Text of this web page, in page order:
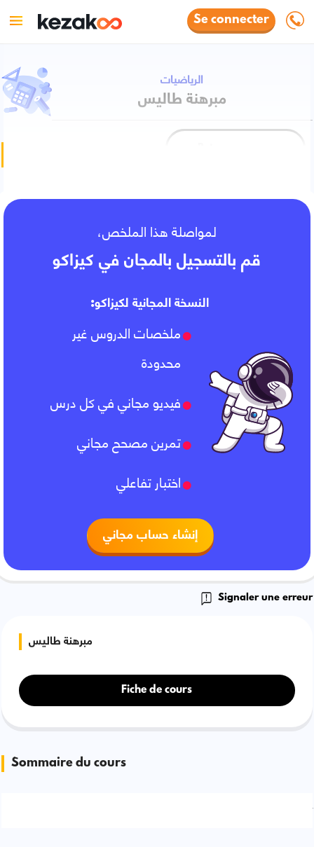
Se connecter
الرياضيات
مبرهنة طاليس
لمواصلة هذا الملخص،
قم بالتسجيل بالمجان في كيزاكو
النسخة المجانية لكيزاكو:
ملخصات الدروس غير
محدودة
فيديو مجاني في كل درس
تمرين مصحح مجاني
اختبار تفاعلي
إنشاء حساب مجاني
Signaler une erreur
مبرهنة طاليس
Fiche de cours
Sommaire du cours